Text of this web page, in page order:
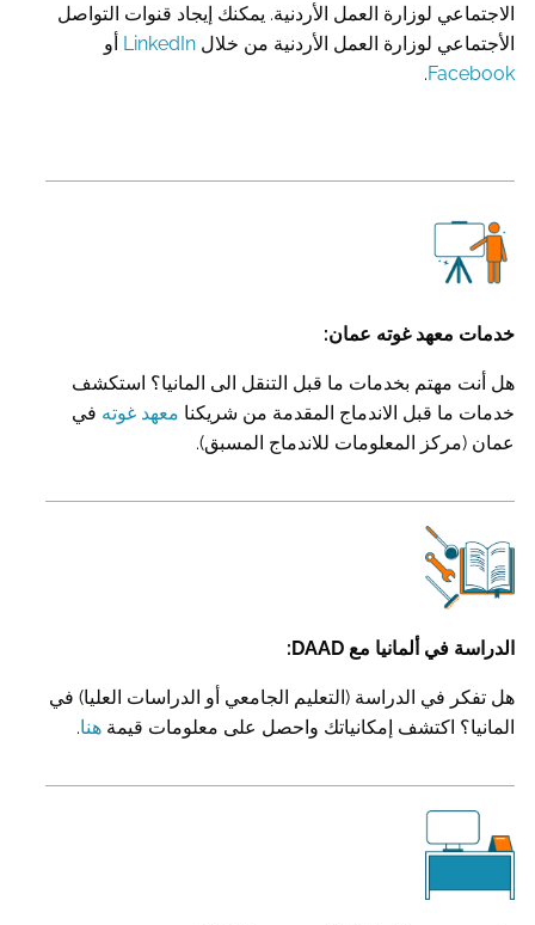
الاجتماعي لوزارة العمل الأردنية. يمكنك إيجاد قنوات التواصل
الأجتماعي لوزارة العمل الأردنية من خلال LinkedIn أو
Facebook
.
خدمات معهد غوته عمان:
هل أنت مهتم بخدمات ما قبل التنقل الى المانيا؟ استكشف
خدمات ما قبل الاندماج المقدمة من شريكنامعهد غوتهفي
عمان (مركز المعلومات للاندماج المسبق).
الدراسة في ألمانيا مع DAAD:
هل تفكر في الدراسة (التعليم الجامعي أو الدراسات العليا) في
المانيا؟ اكتشف إمكانياتك واحصل على معلومات قيمةهنا.